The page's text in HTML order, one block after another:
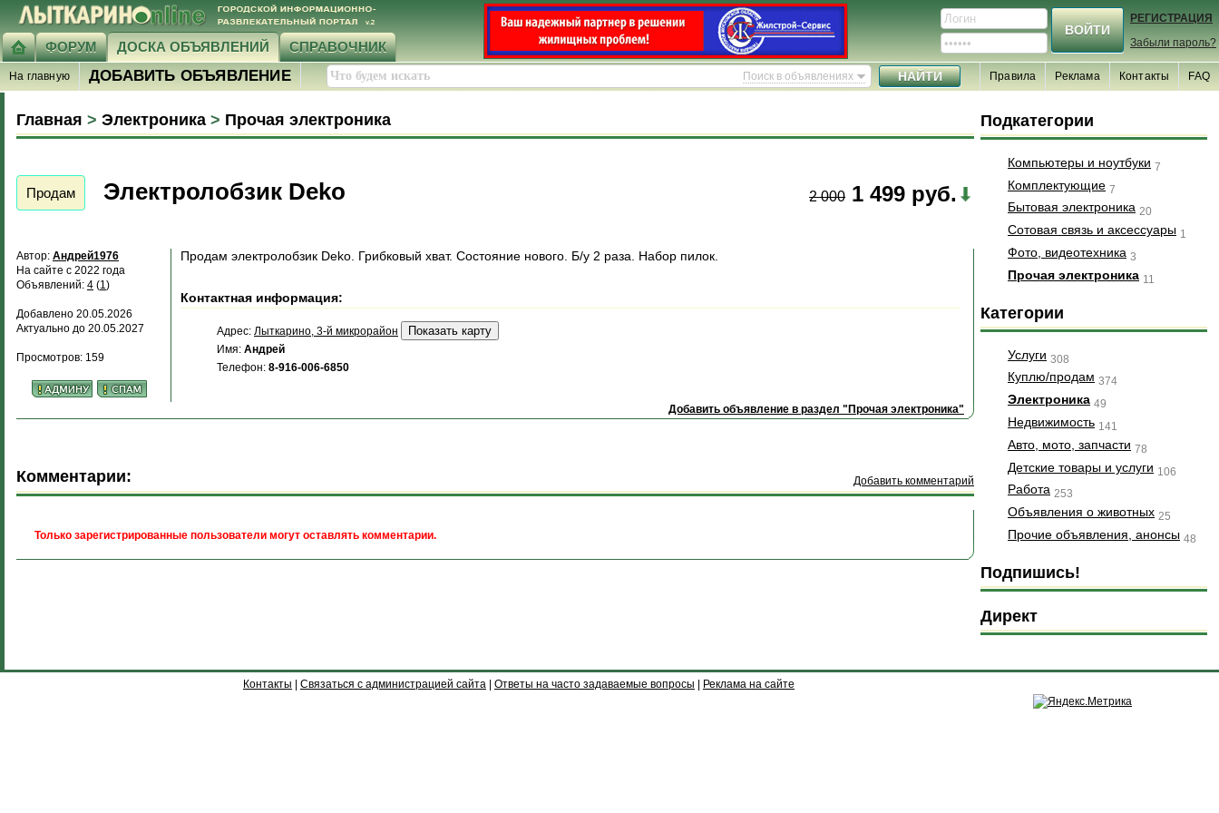
ФОРУМ ДОСКА ОБЪЯВЛЕНИЙ СПРАВОЧНИК
РЕГИСТРАЦИЯ
Забыли пароль?
На главную ДОБАВИТЬ ОБЪЯВЛЕНИЕ Поиск в объявлениях FAQ
Контакты
Реклама
Правила
Главная > Электроника > Прочая электроника
Продам 2 000 1 499 руб.
Электролобзик Deko
Автор: Андрей1976
На сайте с 2022 года
Объявлений: 4 (1)
Добавлено 20.05.2026
Актуально до 20.05.2027
Просмотров: 159
Продам электролобзик Deko. Грибковый хват. Состояние нового. Б/у 2 раза. Набор пилок.
Контактная информация:
Адрес: Лыткарино, 3-й микрорайон
Имя: Андрей
Телефон: 8-916-006-6850
Добавить объявление в раздел "Прочая электроника"
Комментарии: Добавить комментарий
Только зарегистрированные пользователи могут оставлять комментарии.
Подкатегории
Компьютеры и ноутбуки 7
Комплектующие 7
Бытовая электроника 20
Сотовая связь и аксессуары 1
Фото, видеотехника 3
Прочая электроника 11
Категории
Услуги 308
Куплю/продам 374
Электроника 49
Недвижимость 141
Авто, мото, запчасти 78
Детские товары и услуги 106
Работа 253
Объявления о животных 25
Прочие объявления, анонсы 48
Подпишись!
Директ
Контакты Связаться с администрацией сайта Ответы на часто задаваемые вопросы Реклама на сайте